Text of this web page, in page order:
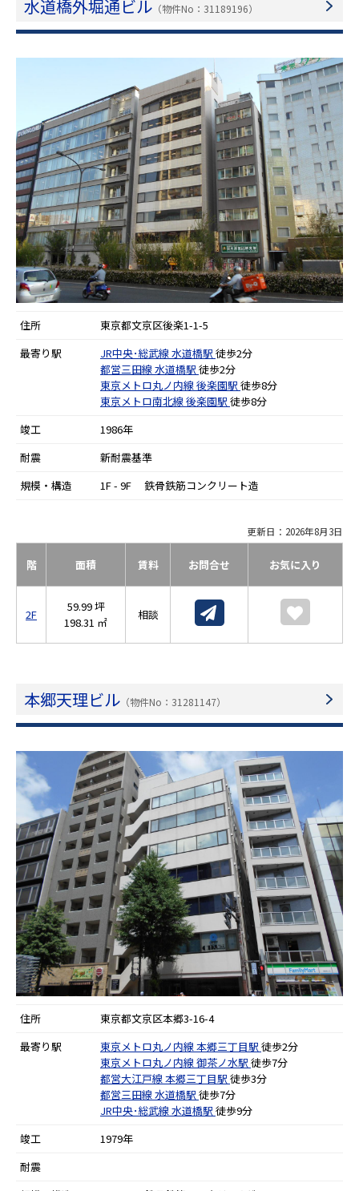
水道橋外堀通ビル （物件No：31189196）
住所
東京都文京区後楽1-1-5
最寄り駅
JR中央･総武線水道橋駅 徒歩2分
都営三田線水道橋駅 徒歩2分
東京メトロ丸ノ内線後楽園駅 徒歩8分
東京メトロ南北線後楽園駅 徒歩8分
竣工
1986年
耐震
新耐震基準
規模・構造
1F - 9F 鉄骨鉄筋コンクリート造
更新日：2026年8月3日
階 面積 賃料 お問合せ お気に入り
2F
59.99 坪
198.31 ㎡
相談
本郷天理ビル （物件No：31281147）
住所
東京都文京区本郷3-16-4
最寄り駅
東京メトロ丸ノ内線本郷三丁目駅 徒歩2分
東京メトロ丸ノ内線御茶ノ水駅 徒歩7分
都営大江戸線本郷三丁目駅 徒歩3分
都営三田線水道橋駅 徒歩7分
JR中央･総武線水道橋駅 徒歩9分
竣工
1979年
耐震